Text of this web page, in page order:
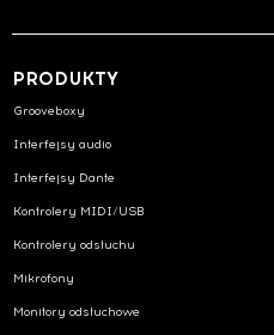
PRODUKTY
Grooveboxy
Interfejsy audio
Interfejsy Dante
Kontrolery MIDI/USB
Kontrolery odsłuchu
Mikrofony
Monitory odsłuchowe